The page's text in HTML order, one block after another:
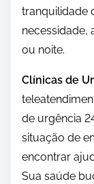
tranquilidade
necessidade,
ou noite.
Clínicas de
de urgência
situação de
encontrar
Sua saúde